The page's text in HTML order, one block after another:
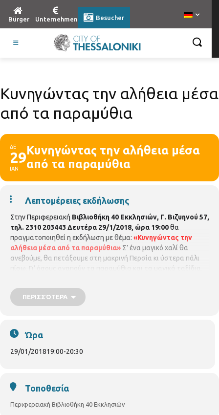
Bürger Unternehmen Besucher
Κυνηγώντας την αλήθεια μέσα
από τα παραμύθια
ΔΕ
29
ΙΑΝ
Κυνηγώντας την αλήθεια μέσα
από τα παραμύθια
Λεπτομέρειες εκδήλωσης
Στην Περιφερειακή Βιβλιοθήκη 40 Εκκλησιών, Γ. Βιζυηνού 57,
τηλ. 2310 203443 Δευτέρα 29/1/2018, ώρα 19:00θα
πραγματοποιηθεί η εκδήλωση με θέμα: «Κυνηγώντας την
αλήθεια μέσα από τα παραμύθια» Σ’ ένα μαγικό χαλί θα
ανεβούμε, θα πετάξουμε στη μακρινή Περσία κι ύστερα πάλι
πίσω. Γι’ όσους αγαπούν τα παραμύθια και τα μαγικά ταξίδια.
ΜουσικήΜάνος Μιριάγκος.
ΠΕΡΙΣΣΌΤΕΡΑ
Ώρα
29/01/201819:00-20:30
Τοποθεσία
Περιφερειακή Βιβλιοθήκη 40 Εκκλησιών